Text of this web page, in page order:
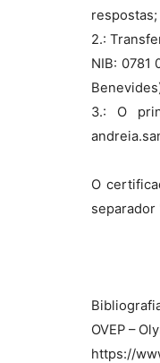
respostas;
2.:
NIB: 0781
3.: O
O
separador
OVEP –
https://